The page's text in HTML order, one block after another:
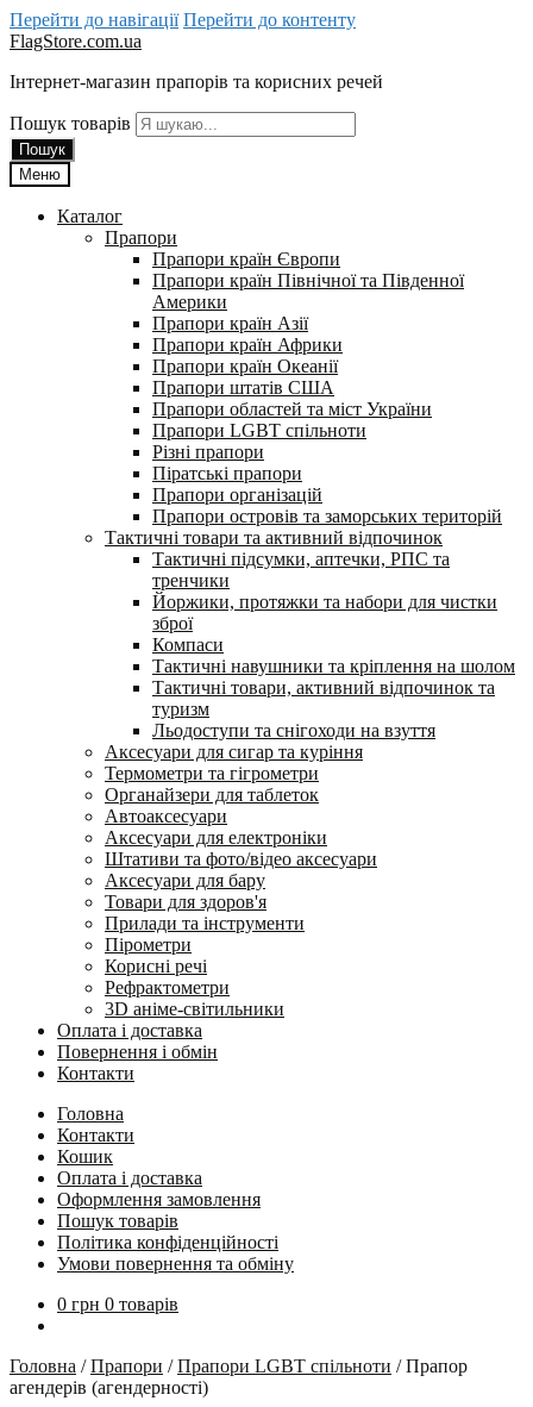
Перейти до навігації Перейти до контенту
FlagStore.com.ua
Інтернет-магазин прапорів та корисних речей
Пошук товарів
Пошук
Меню
Каталог
Прапори
Прапори країн Європи
Прапори країн Північної та Південної
Америки
Прапори країн Азії
Прапори країн Африки
Прапори країн Океанії
Прапори штатів США
Прапори областей та міст України
Прапори LGBT спільноти
Різні прапори
Піратські прапори
Прапори організацій
Прапори островів та заморських територій
Тактичні товари та активний відпочинок
Тактичні підсумки, аптечки, РПС та
тренчики
Йоржики, протяжки та набори для чистки
зброї
Компаси
Тактичні навушники та кріплення на шолом
Тактичні товари, активний відпочинок та
туризм
Льодоступи та снігоходи на взуття
Аксесуари для сигар та куріння
Термометри та гігрометри
Органайзери для таблеток
Автоаксесуари
Аксесуари для електроніки
Штативи та фото/відео аксесуари
Аксесуари для бару
Товари для здоров'я
Прилади та інструменти
Пірометри
Корисні речі
Рефрактометри
3D аніме-світильники
Оплата і доставка
Повернення і обмін
Контакти
Головна
Контакти
Кошик
Оплата і доставка
Оформлення замовлення
Пошук товарів
Політика конфіденційності
Умови повернення та обміну
0 грн 0 товарів
Головна /Прапори /Прапори LGBT спільноти /Прапор
агендерів (агендерності)